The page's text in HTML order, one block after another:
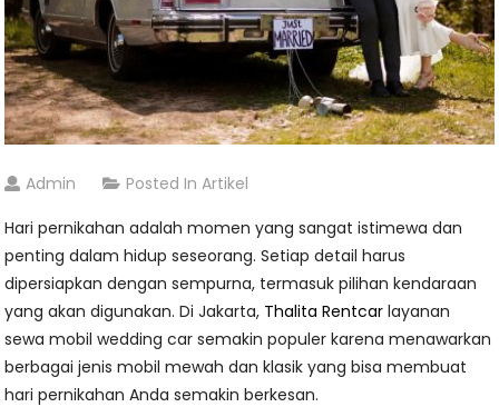
Admin Posted InArtikel
Hari pernikahan adalah momen yang sangat istimewa dan
penting dalam hidup seseorang. Setiap detail harus
dipersiapkan dengan sempurna, termasuk pilihan kendaraan
yang akan digunakan. Di Jakarta, Thalita Rentcar layanan
sewa mobil wedding car semakin populer karena menawarkan
berbagai jenis mobil mewah dan klasik yang bisa membuat
hari pernikahan Anda semakin berkesan.